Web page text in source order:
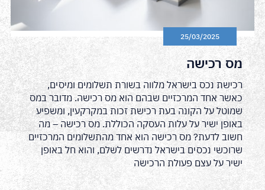
25/03/2025
מס רכישה
רכישת נכס בישראל מלווה בשורת תשלומים ומיסים,
כאשר אחד המרכזיים שבהם הוא מס רכישה. מדובר במס
שמוטל על הקונה בעת רכישת זכות במקרקעין, ומשפיע
באופן ישיר על עלות העסקה הכוללת. מס רכישה – מה
חשוב לדעת? מס רכישה הוא אחד מהתשלומים המרכזיים
שרוכשי נכסים בישראל נדרשים לשלם, והוא חל באופן
ישיר על עצם פעולת הרכישה